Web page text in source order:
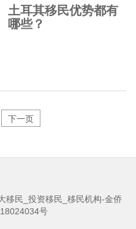
土耳其移民优势都有
哪些？
下一页
移民_投资移民_移民机构-金侨
号